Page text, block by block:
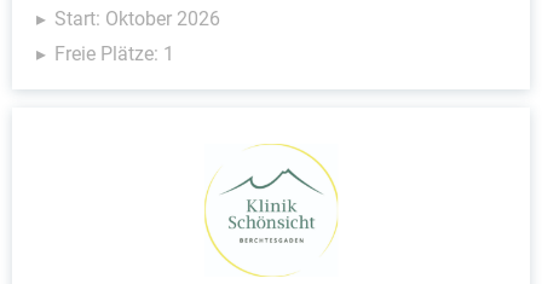
Start: Oktober 2026
Freie Plätze: 1